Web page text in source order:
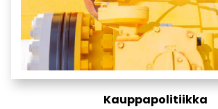
Kauppapolitiikka